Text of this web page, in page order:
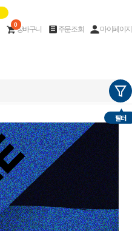
장바구니
0
주문조회 마이페이지
필터